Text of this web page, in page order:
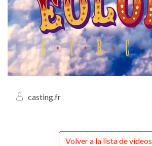
casting.fr
Volver a la lista de videos